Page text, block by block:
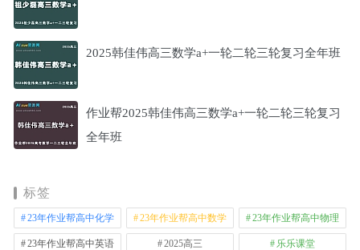
2025韩佳伟高三数学a+一轮二轮三轮复习全年班
作业帮2025韩佳伟高三数学a+一轮二轮三轮复习
全年班
标签
23年作业帮高中化学 23年作业帮高中数学 23年作业帮高中物理
23年作业帮高中英语 2025高三 乐乐课堂